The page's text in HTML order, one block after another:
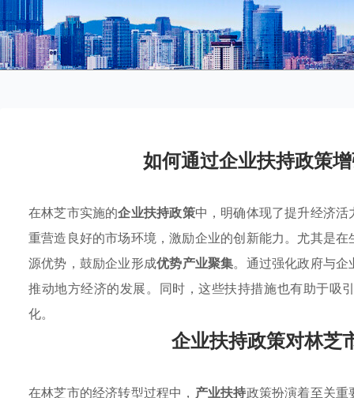
如何通过企业扶持政策
在林芝市实施的企业扶持政策中，明确体现了提升经济
重营造良好的市场环境，激励企业的创新能力。尤其是
源优势，鼓励企业形成优势产业聚集。通过强化政府与
推动地方经济的发展。同时，这些扶持措施也有助于吸
化。
企业扶持政策对林芝
在林芝市的经济转型过程中， 产业扶持政策扮演着至关